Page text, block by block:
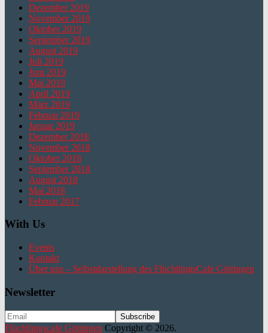
Dezember 2019
November 2019
Oktober 2019
September 2019
August 2019
Juli 2019
Juni 2019
Mai 2019
April 2019
März 2019
Februar 2019
Januar 2019
Dezember 2018
November 2018
Oktober 2018
September 2018
August 2018
Mai 2018
Februar 2017
With Us
Events
Kontakt
Über uns – Selbstdarstellung des FlüchtlingsCafe Göttingen
Newsletter
Flüchtlingscafe Göttingen Copyright © 2026.